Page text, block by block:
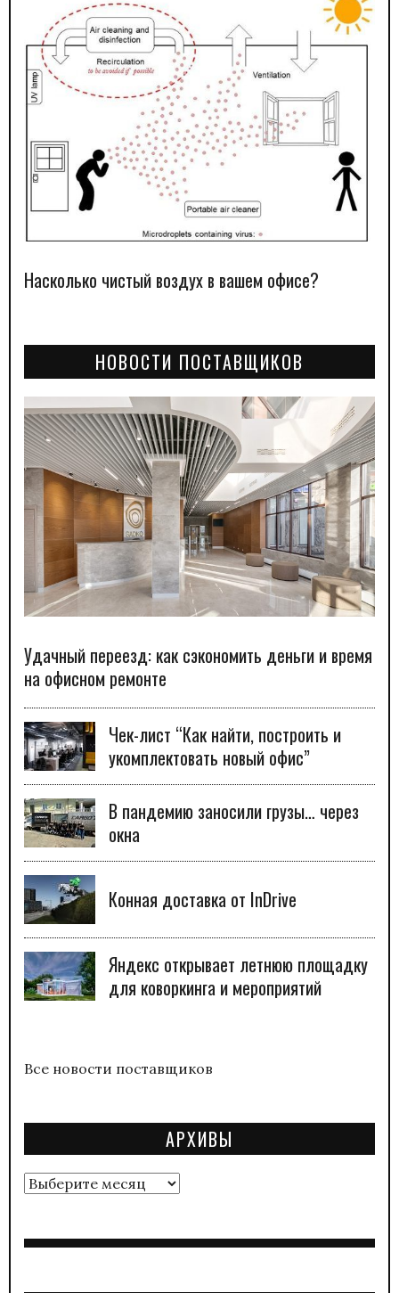
Насколько чистый воздух в вашем офисе?
НОВОСТИ ПОСТАВЩИКОВ
Удачный переезд: как сэкономить деньги и время
на офисном ремонте
Чек-лист “Как найти, построить и
укомплектовать новый офис”
В пандемию заносили грузы… через
окна
Конная доставка от InDrive
Яндекс открывает летнюю площадку
для коворкинга и мероприятий
Все новости поставщиков
АРХИВЫ
Архивы